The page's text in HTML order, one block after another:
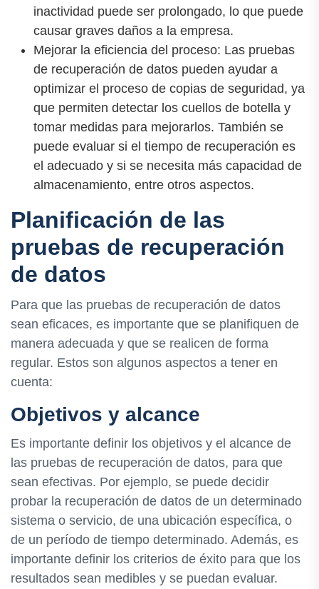
inactividad puede ser prolongado, lo que puede
causar graves daños a la empresa.
Mejorar la eficiencia del proceso: Las pruebas
de recuperación de datos pueden ayudar a
optimizar el proceso de copias de seguridad, ya
que permiten detectar los cuellos de botella y
tomar medidas para mejorarlos. También se
puede evaluar si el tiempo de recuperación es
el adecuado y si se necesita más capacidad de
almacenamiento, entre otros aspectos.
Planificación de las
pruebas de recuperación
de datos
Para que las pruebas de recuperación de datos
sean eficaces, es importante que se planifiquen de
manera adecuada y que se realicen de forma
regular. Estos son algunos aspectos a tener en
cuenta:
Objetivos y alcance
Es importante definir los objetivos y el alcance de
las pruebas de recuperación de datos, para que
sean efectivas. Por ejemplo, se puede decidir
probar la recuperación de datos de un determinado
sistema o servicio, de una ubicación específica, o
de un período de tiempo determinado. Además, es
importante definir los criterios de éxito para que los
resultados sean medibles y se puedan evaluar.